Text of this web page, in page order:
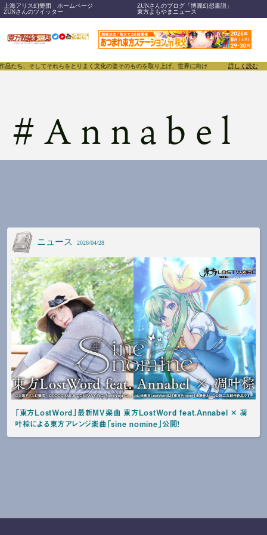
上海アリス幻樂団 ホームページ
ZUNさんのブログ「博麗幻想書譜」
ZUNさんのツイッター
東方よもやまニュース
、そしてそれらをとりまく文化の姿そのものを取り上げ、世界に向けて誇らしく発信する
詳しく読む
#Annabel
ニュース 2026/04/28
「東方LostWord」最新MV楽曲 東方LostWord feat.Annabel × 凋
叶棕による東方アレンジ楽曲「sine nomine」公開！